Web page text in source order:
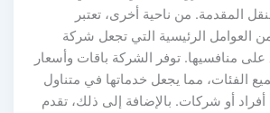
المقدمة. من ناحية أخرى، تعتبر
العوامل الرئيسية التي تجعل شركة
منافسيها. توفر الشركة باقات وأسعار
مما يجعل خدماتها في متناول
أو شركات. بالإضافة إلى ذلك، تقدم